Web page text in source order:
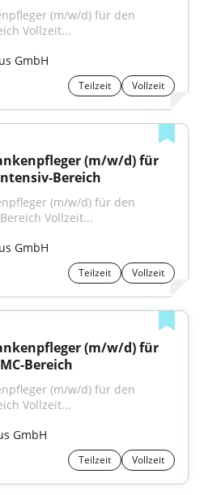
(m/w/d) für den
Vollzeit...
GmbH
Teilzeit Vollzeit
(m/w/d) für
Bereich
(m/w/d) für den
Vollzeit...
GmbH
Teilzeit Vollzeit
(m/w/d) für
Bereich
(m/w/d) für den
Vollzeit...
GmbH
Teilzeit Vollzeit